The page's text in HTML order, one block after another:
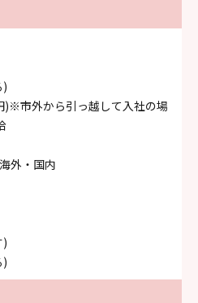
)
)※市外から引っ越して入社の場
外・国内
)
)